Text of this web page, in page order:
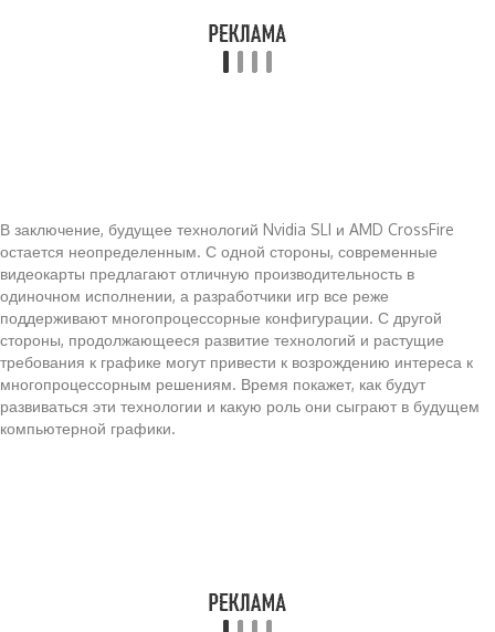
В заключение, будущее технологий Nvidia SLI и AMD CrossFire
остается неопределенным. С одной стороны, современные
видеокарты предлагают отличную производительность в
одиночном исполнении, а разработчики игр все реже
поддерживают многопроцессорные конфигурации. С другой
стороны, продолжающееся развитие технологий и растущие
требования к графике могут привести к возрождению интереса к
многопроцессорным решениям. Время покажет, как будут
развиваться эти технологии и какую роль они сыграют в будущем
компьютерной графики.